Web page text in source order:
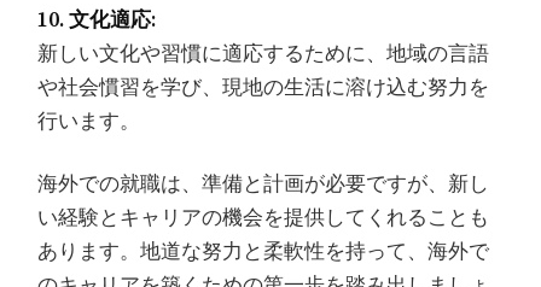
10. 文化適応:
新しい文化や習慣に適応するために、地域の言語
や社会慣習を学び、現地の生活に溶け込む努力を
行います。
海外での就職は、準備と計画が必要ですが、新し
い経験とキャリアの機会を提供してくれることも
あります。地道な努力と柔軟性を持って、海外で